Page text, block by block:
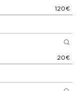
120€
20€